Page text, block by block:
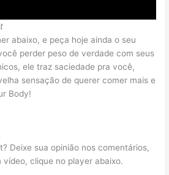
abaixo, e peça hoje ainda o seu
perder peso de verdade com seus
ele traz saciedade pra você,
sensação de querer comer mais e
Body!
Deixe sua opinião nos comentários,
clique no player abaixo.